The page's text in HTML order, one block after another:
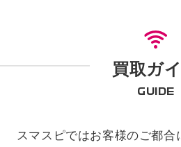
買取ガ
GUIDE
スマスピではお客様のご都合